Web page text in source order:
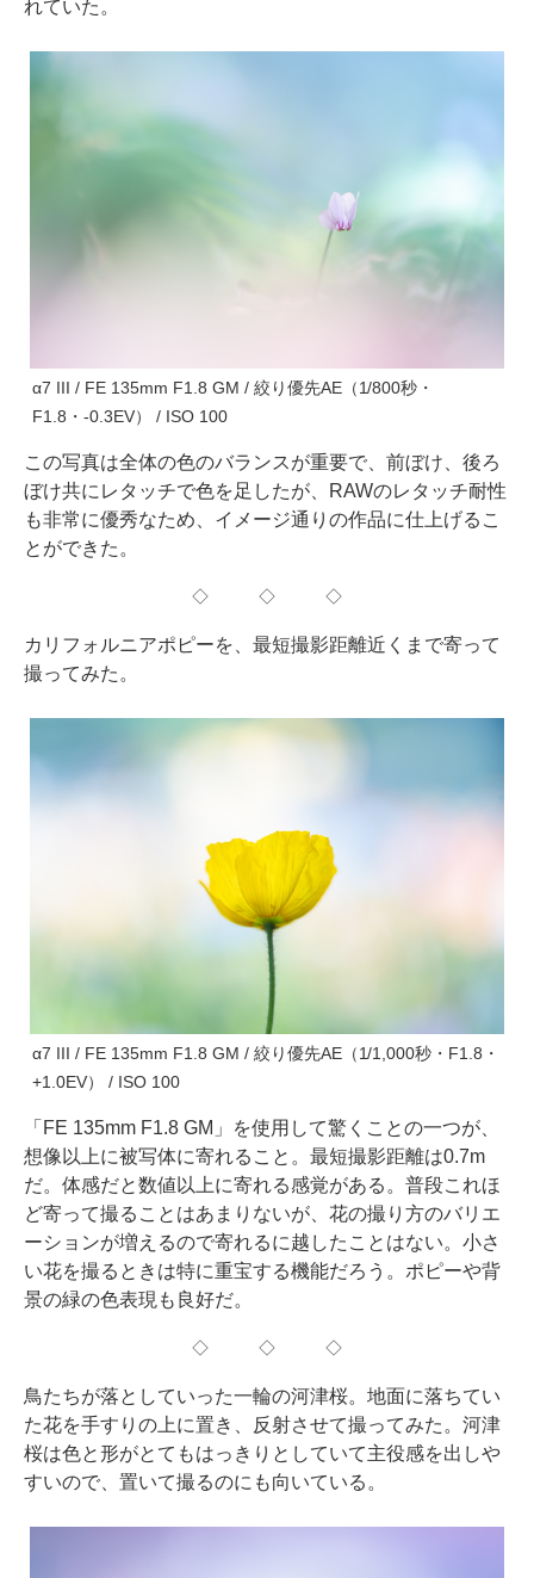
れていた。
α7 III / FE 135mm F1.8 GM / 絞り優先AE（1/800秒・
F1.8・-0.3EV） / ISO 100
この写真は全体の色のバランスが重要で、前ぼけ、後ろ
ぼけ共にレタッチで色を足したが、RAWのレタッチ耐性
も非常に優秀なため、イメージ通りの作品に仕上げるこ
とができた。
◇ ◇ ◇
カリフォルニアポピーを、最短撮影距離近くまで寄って
撮ってみた。
α7 III / FE 135mm F1.8 GM / 絞り優先AE（1/1,000秒・F1.8・
+1.0EV） / ISO 100
「FE 135mm F1.8 GM」を使用して驚くことの一つが、
想像以上に被写体に寄れること。最短撮影距離は0.7m
だ。体感だと数値以上に寄れる感覚がある。普段これほ
ど寄って撮ることはあまりないが、花の撮り方のバリエ
ーションが増えるので寄れるに越したことはない。小さ
い花を撮るときは特に重宝する機能だろう。ポピーや背
景の緑の色表現も良好だ。
◇ ◇ ◇
鳥たちが落としていった一輪の河津桜。地面に落ちてい
た花を手すりの上に置き、反射させて撮ってみた。河津
桜は色と形がとてもはっきりとしていて主役感を出しや
すいので、置いて撮るのにも向いている。